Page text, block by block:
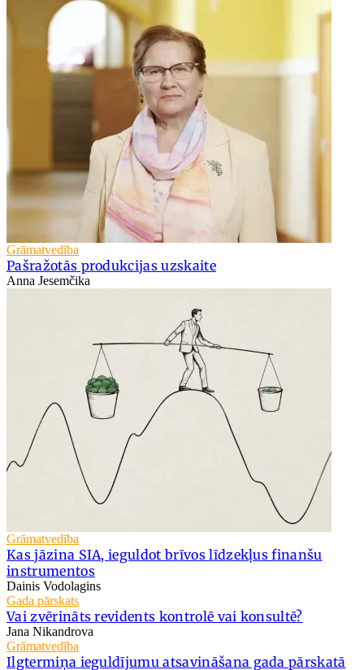
Grāmatvedība
Pašražotās produkcijas uzskaite
Anna Jesemčika
Grāmatvedība
Kas jāzina SIA, ieguldot brīvos līdzekļus finanšu
instrumentos
Dainis Vodolagins
Gada pārskats
Vai zvērināts revidents kontrolē vai konsultē?
Jana Nikandrova
Grāmatvedība
Ilgtermiņa ieguldījumu atsavināšana gada pārskatā